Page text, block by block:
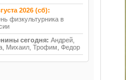
2026 (сб):
физкультурника в
сегодня: Андрей,
Михаил, Трофим, Федор